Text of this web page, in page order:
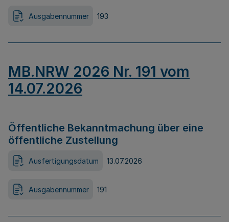
Ausgabennummer 193
MB.NRW 2026 Nr. 191 vom
14.07.2026
Öffentliche Bekanntmachung über eine
öffentliche Zustellung
Ausfertigungsdatum 13.07.2026
Ausgabennummer 191